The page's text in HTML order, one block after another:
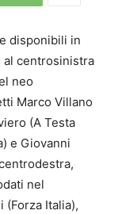
disponibili in
al centrosinistra
neo
Marco Villano
(A Testa
e Giovanni
nel
(Forza Italia),